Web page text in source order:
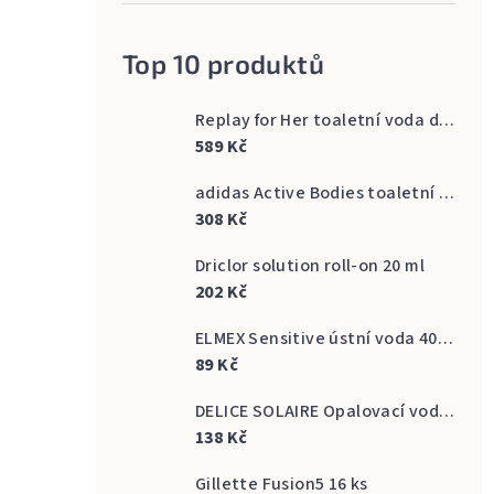
Top 10 produktů
Replay for Her toaletní voda dámská 60 ml
589 Kč
adidas Active Bodies toaletní voda pánská 100 ml
308 Kč
Driclor solution roll-on 20 ml
202 Kč
ELMEX Sensitive ústní voda 400 ml
89 Kč
DELICE SOLAIRE Opalovací voda Fresh Bronze s vůní kokosu 500 ml
138 Kč
Gillette Fusion5 16 ks